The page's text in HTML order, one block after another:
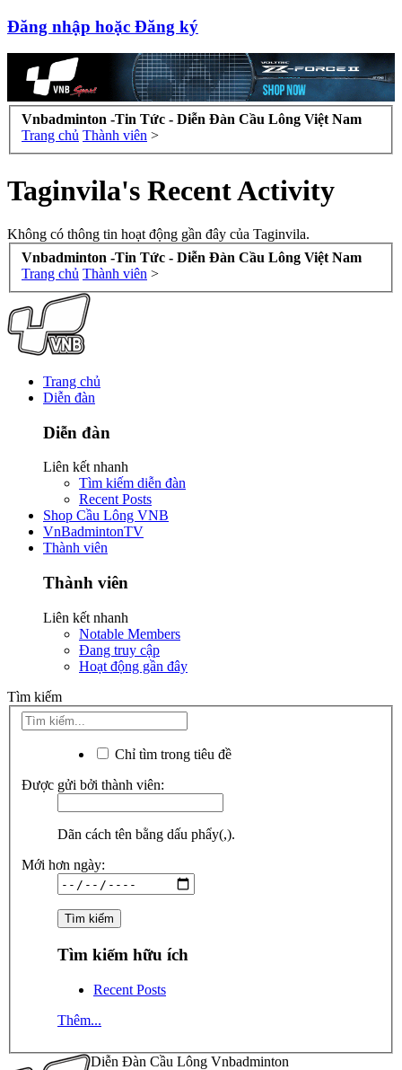
Đăng nhập hoặc Đăng ký
Vnbadminton -Tin Tức - Diễn Đàn Cầu Lông Việt Nam
Trang chủ Thành viên >
Taginvila's Recent Activity
Không có thông tin hoạt động gần đây của Taginvila.
Vnbadminton -Tin Tức - Diễn Đàn Cầu Lông Việt Nam
Trang chủ Thành viên >
Trang chủ
Diễn đàn
Diễn đàn
Liên kết nhanh
Tìm kiếm diễn đàn
Recent Posts
Shop Cầu Lông VNB
VnBadmintonTV
Thành viên
Thành viên
Liên kết nhanh
Notable Members
Đang truy cập
Hoạt động gần đây
Tìm kiếm
Chỉ tìm trong tiêu đề
Được gửi bởi thành viên:
Dãn cách tên bằng dấu phẩy(,).
Mới hơn ngày:
Tìm kiếm hữu ích
Recent Posts
Thêm...
Diễn Đàn Cầu Lông Vnbadminton